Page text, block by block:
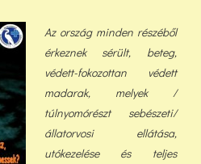
Az ország minden részéből
érkeznek sérült, beteg,
védett-fokozottan védett
madarak, melyek /
túlnyomórészt sebészeti/
állatorvosi ellátása,
utókezelése és teljes